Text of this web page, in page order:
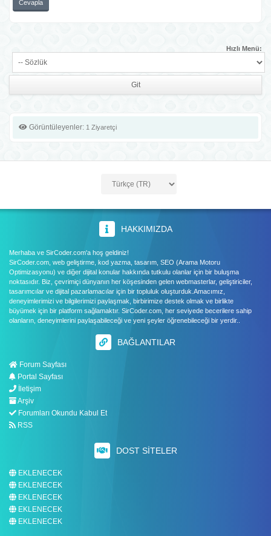
Cevapla
Hızlı Menü:
Görüntüleyenler: 1 Ziyaretçi
HAKKIMIZDA
Merhaba ve SirCoder.com'a hoş geldiniz!
SirCoder.com, web geliştirme, kod yazma, tasarım, SEO (Arama Motoru
Optimizasyonu) ve diğer dijital konular hakkında tutkulu olanlar için bir buluşma
noktasıdır. Biz, çevrimiçi dünyanın her köşesinden gelen webmasterlar, geliştiriciler,
tasarımcılar ve dijital pazarlamacılar için bir topluluk oluşturduk.Amacımız,
deneyimlerimizi ve bilgilerimizi paylaşmak, birbirimize destek olmak ve birlikte
büyümek için bir platform sağlamaktır. SirCoder.com, her seviyede becerilere sahip
olanların, deneyimlerini paylaşabileceği ve yeni şeyler öğrenebileceği bir yerdir..
BAĞLANTILAR
Forum Sayfası
Portal Sayfası
İletişim
Arşiv
Forumları Okundu Kabul Et
RSS
DOST SITELER
EKLENECEK
EKLENECEK
EKLENECEK
EKLENECEK
EKLENECEK